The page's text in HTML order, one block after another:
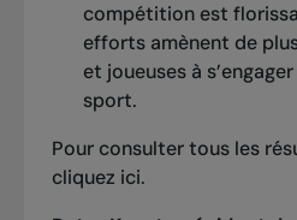
compétition est
efforts amènent de
et joueuses à
sport.
Pour consulter tous les
cliquez ici.